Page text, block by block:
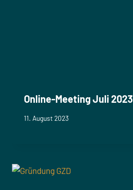
Online-Meeting Juli 2023
11. August 2023